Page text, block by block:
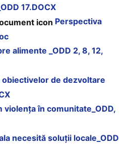
17.DOCX
Perspectiva
alimente _ODD 2, 8, 12,
obiectivelor de dezvoltare
violenţa în comunitate_ODD,
necesită soluţii locale_ODD